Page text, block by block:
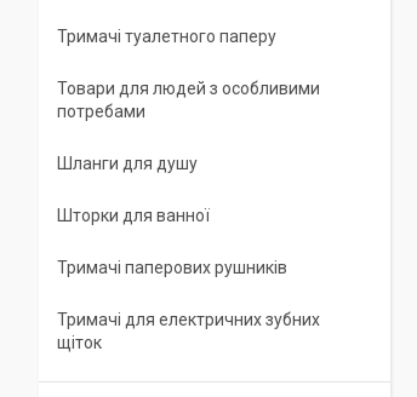
Тримачі туалетного паперу
Товари для людей з особливими
потребами
Шланги для душу
Шторки для ванної
Тримачі паперових рушників
Тримачі для електричних зубних
щіток